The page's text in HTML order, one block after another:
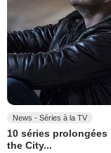
News - Séries à la TV
10 séries prolongées
the City...